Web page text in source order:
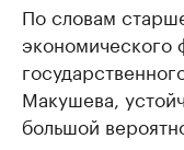
По словам
экономического
Макушева,
большой